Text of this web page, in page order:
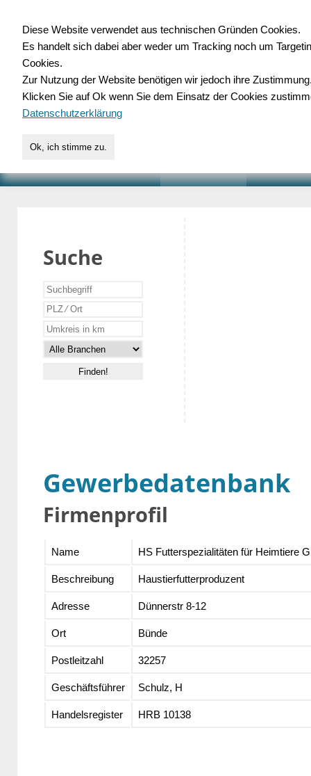
für Handwerk,
Suche
Gewerbedatenbank
Firmenprofil
Name HS Futterspezialitäten für Heimtiere
Beschreibung Haustierfutterproduzent
Adresse Dünnerstr 8-12
Ort Bünde
Postleitzahl 32257
Geschäftsführer Schulz, H
Handelsregister HRB 10138
Diese Website verwendet aus technischen Gründen Cookies.
Es handelt sich dabei aber weder um Tracking noch um
Cookies.
Zur Nutzung der Website benötigen wir jedoch ihre
Klicken Sie auf Ok wenn Sie dem Einsatz der Cookies
Datenschutzerklärung
Ok, ich stimme zu.